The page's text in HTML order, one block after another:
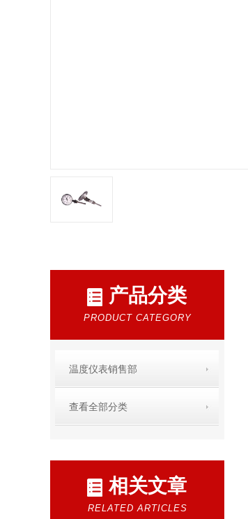
产品分类
PRODUCT CATEGORY
温度仪表销售部
查看全部分类
相关文章
RELATED ARTICLES